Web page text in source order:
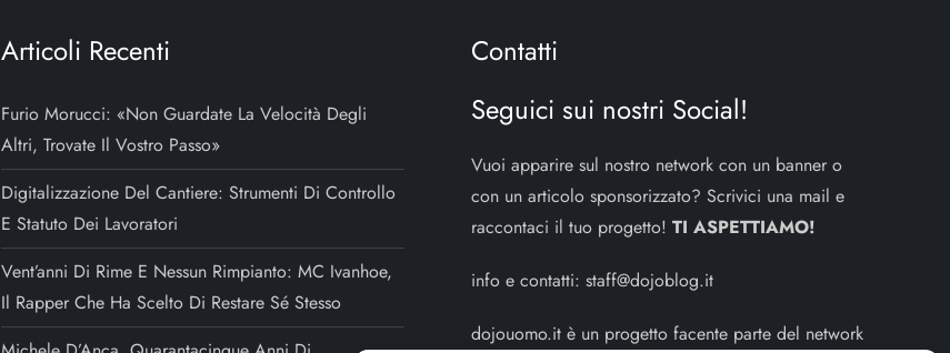
Articoli Recenti
Furio Morucci: «Non Guardate La Velocità Degli
Altri, Trovate Il Vostro Passo»
Digitalizzazione Del Cantiere: Strumenti Di Controllo
E Statuto Dei Lavoratori
Vent’anni Di Rime E Nessun Rimpianto: MC Ivanhoe,
Il Rapper Che Ha Scelto Di Restare Sé Stesso
Contatti
Seguici sui nostri Social!
Vuoi apparire sul nostro network con un banner o
con un articolo sponsorizzato? Scrivici una mail e
raccontaci il tuo progetto!TI ASPETTIAMO!
info e contatti:staff@dojoblog.it
dojouomo.it è un progetto facente parte del network